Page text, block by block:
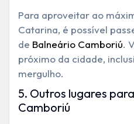
Para aproveitar ao
Catarina, é possível
de Balneário Camboriú.
próximo da cidade,
mergulho.
5. Outros lugares
Camboriú